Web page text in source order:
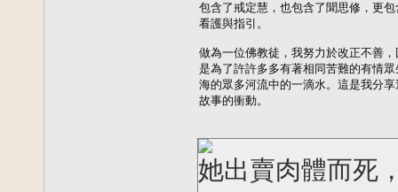
包含了戒定慧，也包含了聞思修，更
看護與指引。
做為一位佛教徒，我努力於改正不善
是為了許許多多有著相同苦難的有情
海的眾多河流中的一滴水。這是我分
故事的衝動。
她出賣肉體而死